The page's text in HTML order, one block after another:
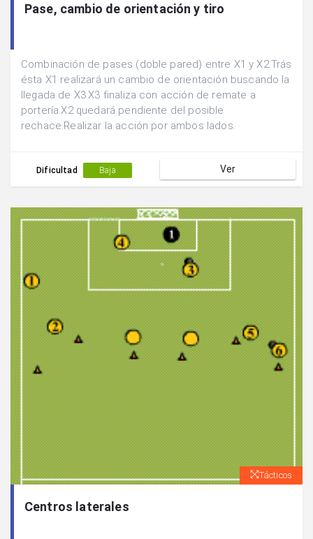
Pase, cambio de orientación y tiro
Combinación de pases (doble pared) entre X1 y X2.Trás
ésta X1 realizará un cambio de orientación buscando la
llegada de X3.X3 finaliza con acción de remate a
portería.X2 quedará pendiente del posible
rechace.Realizar la acción por ambos lados.
Dificultad Baja Ver
Tácticos
Centros laterales